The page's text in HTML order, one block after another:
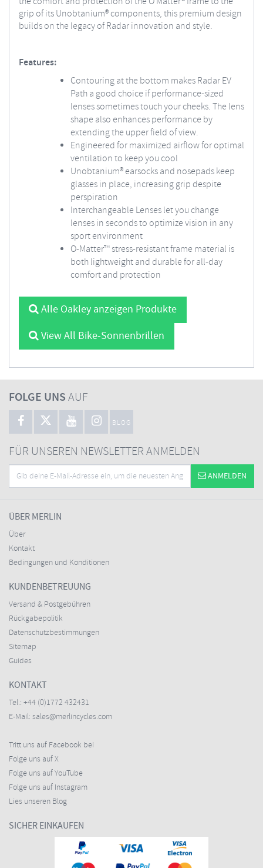
grip of its Unobtanium® components, this premium design
builds on the legacy of Radar innovation and style.
Features:
Contouring at the bottom makes Radar EV
Path a good choice if performance-sized
lenses sometimes touch your cheeks. The lens
shape also enhances performance by
extending the upper field of view.
Engineered for maximized airflow for optimal
ventilation to keep you cool
Unobtanium® earsocks and nosepads keep
glasses in place, increasing grip despite
perspiration
Interchangeable Lenses let you change
lenses in seconds to optimize vision in any
sport environment
O-Matter™ stress-resistant frame material is
both lightweight and durable for all-day
comfort and protection
Alle Oakley anzeigen Produkte
View All Bike-Sonnenbrillen
FOLGE UNSAUF
BLOG
FÜR UNSEREN NEWSLETTER ANMELDEN
ANMELDEN
ÜBER MERLIN
Über
Kontakt
Bedingungen und Konditionen
KUNDENBETREUUNG
Versand & Postgebühren
Rückgabepolitik
Datenschutzbestimmungen
Sitemap
Guides
KONTAKT
Tel.: +44 (0)1772 432431
E-Mail: sales@merlincycles.com
Tritt uns auf Facebook bei
Folge uns auf X
Folge uns auf YouTube
Folge uns auf Instagram
Lies unseren Blog
SICHER EINKAUFEN